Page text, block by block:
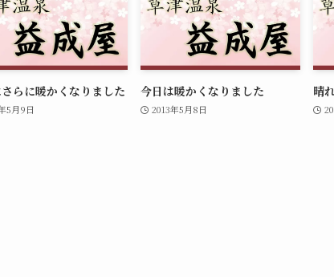
らに暖かくなりました
5月9日
今日は暖かくなりました
2013年5月8日
晴